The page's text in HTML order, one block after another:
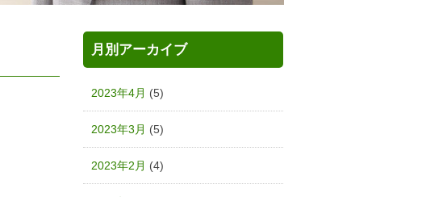
月別アーカイブ
2023年4月 (5)
2023年3月 (5)
2023年2月 (4)